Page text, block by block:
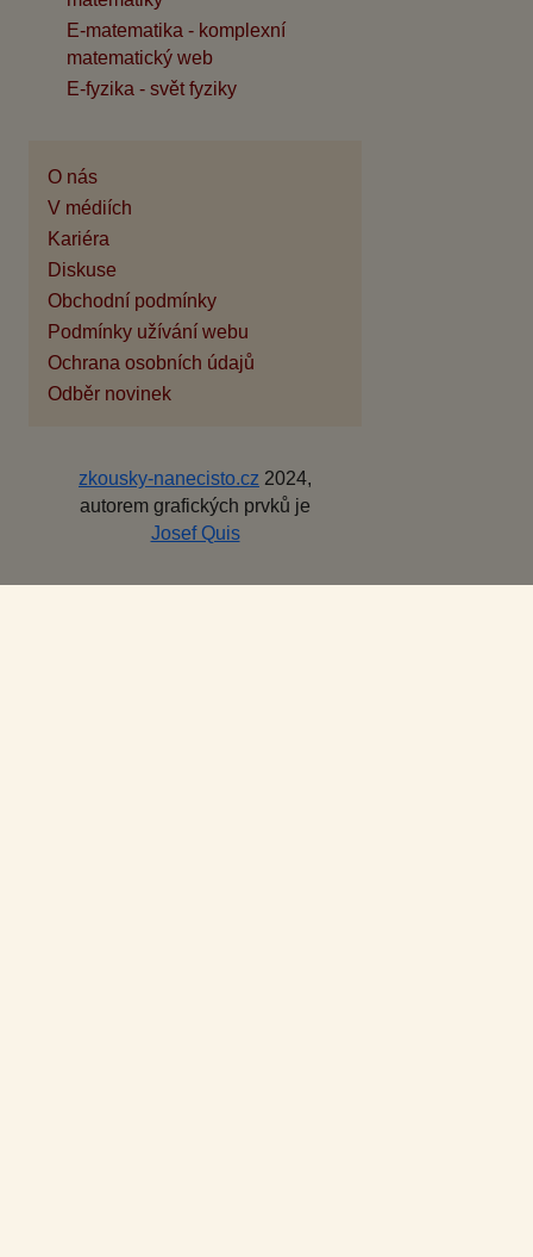
E-matematika - komplexní
matematický web
E-fyzika - svět fyziky
O nás
V médiích
Kariéra
Diskuse
Obchodní podmínky
Podmínky užívání webu
Ochrana osobních údajů
Odběr novinek
zkousky-nanecisto.cz 2024,
autorem grafických prvků je
Josef Quis